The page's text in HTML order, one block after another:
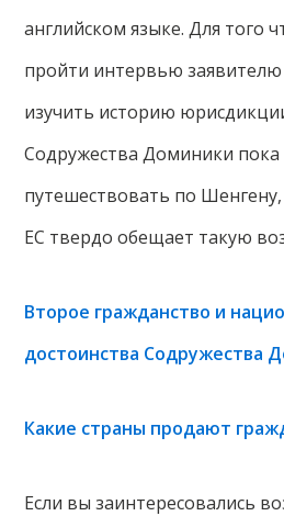
английском языке. Для того
пройти интервью заявителю
изучить историю
Содружества Доминики пока
путешествовать по
ЕС твердо обещает такую
Второе гражданство и
достоинства Содружества
Какие страны продают
Если вы заинтересовались